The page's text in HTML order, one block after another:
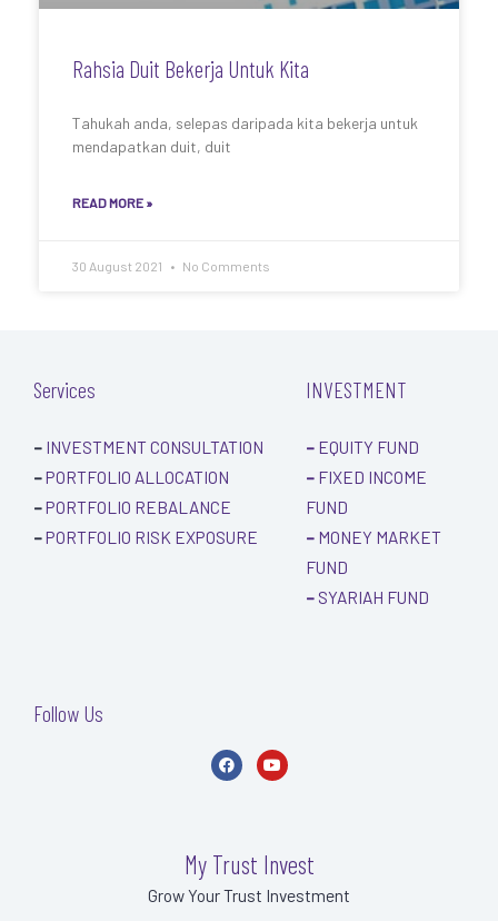
Rahsia Duit Bekerja Untuk Kita
Tahukah anda, selepas daripada kita bekerja untuk
mendapatkan duit, duit
READ MORE »
30 August 2021 No Comments
Services
– INVESTMENT CONSULTATION
–PORTFOLIO ALLOCATION
–PORTFOLIO REBALANCE
–PORTFOLIO RISK EXPOSURE
INVESTMENT
–EQUITY FUND
–FIXED INCOME
FUND
–MONEY MARKET
FUND
–SYARIAH FUND
Follow Us
F
a
c
k
-
f
Y
o
u
My Trust Invest
Grow Your Trust Investment